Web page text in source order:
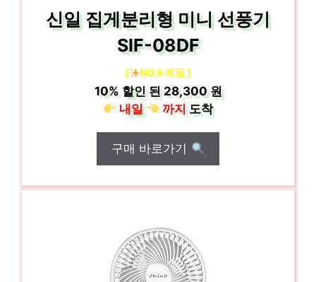
신일 집게분리형 미니 선풍기
SIF-08DF
[ NO.9 제품 ]
10%할인 된28,300 원
내일
까지도착
구매 바로가기